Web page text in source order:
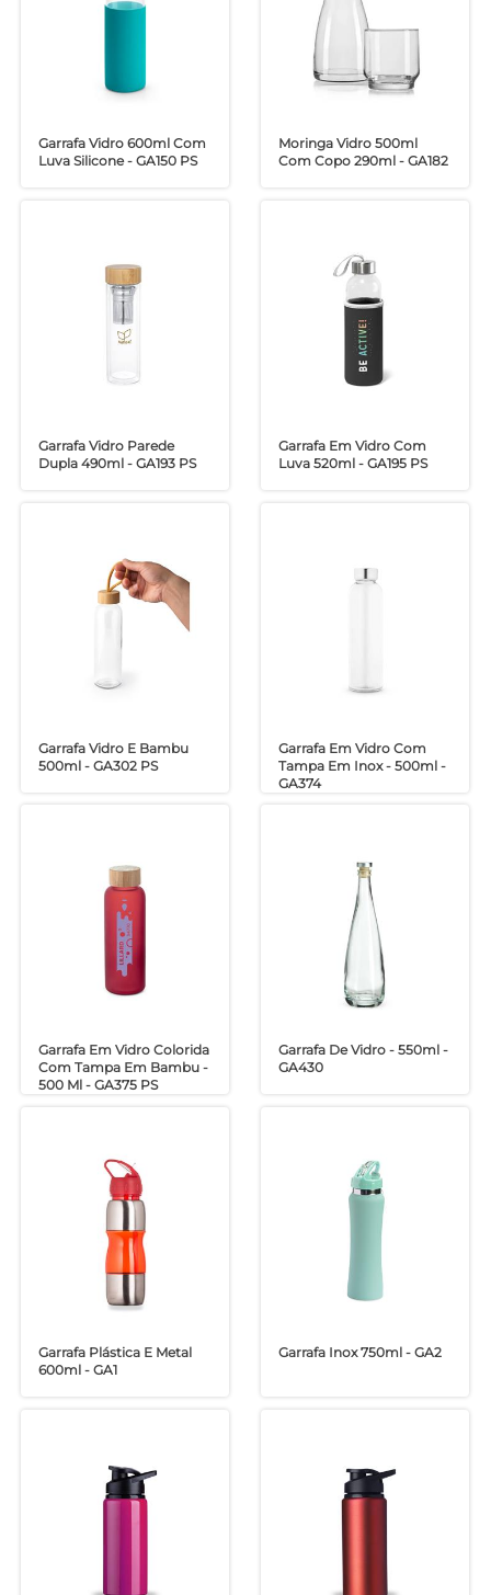
Garrafa Vidro 600ml Com
Luva Silicone - GA150 PS
Moringa Vidro 500ml
Com Copo 290ml - GA182
Garrafa Vidro Parede
Dupla 490ml - GA193 PS
Garrafa Em Vidro Com
Luva 520ml - GA195 PS
Garrafa Vidro E Bambu
500ml - GA302 PS
Garrafa Em Vidro Com
Tampa Em Inox - 500ml -
GA374
Garrafa Em Vidro Colorida
Com Tampa Em Bambu -
500 Ml - GA375 PS
Garrafa De Vidro - 550ml -
GA430
Garrafa Plástica E Metal
600ml - GA1
Garrafa Inox 750ml - GA2